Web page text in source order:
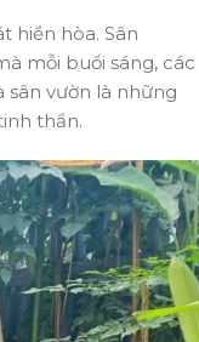
hiền hòa. Sân
mỗi buổi sáng, các
vườn là những
thần.